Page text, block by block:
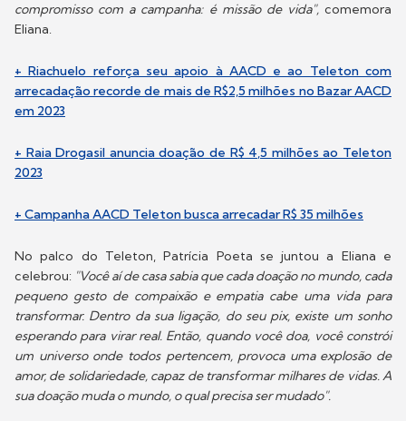
compromisso com a campanha: é missão de vida",comemora
Eliana.
+ Riachuelo reforça seu apoio à AACD e ao Teleton com
arrecadação recorde de mais de R$2,5 milhões no Bazar AACD
em 2023
+ Raia Drogasil anuncia doação de R$ 4,5 milhões ao Teleton
2023
+ Campanha AACD Teleton busca arrecadar R$ 35 milhões
No palco do Teleton, Patrícia Poeta se juntou a Eliana e
celebrou: "Você aí de casa sabia que cada doação no mundo, cada
pequeno gesto de compaixão e empatia cabe uma vida para
transformar. Dentro da sua ligação, do seu pix, existe um sonho
esperando para virar real. Então, quando você doa, você constrói
um universo onde todos pertencem, provoca uma explosão de
amor, de solidariedade, capaz de transformar milhares de vidas. A
sua doação muda o mundo, o qual precisa ser mudado".